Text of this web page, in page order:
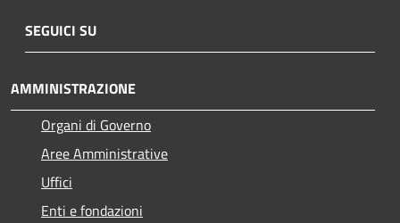
SEGUICI SU
AMMINISTRAZIONE
Organi di Governo
Aree Amministrative
Uffici
Enti e fondazioni